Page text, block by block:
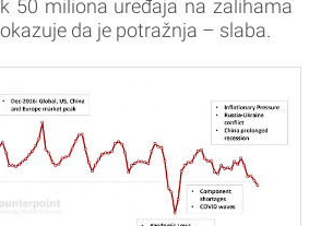
50 miliona uređaja na zalihama
da je potražnja – slaba.